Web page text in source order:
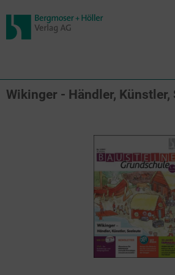
Wikinger - Händler, Künstler,